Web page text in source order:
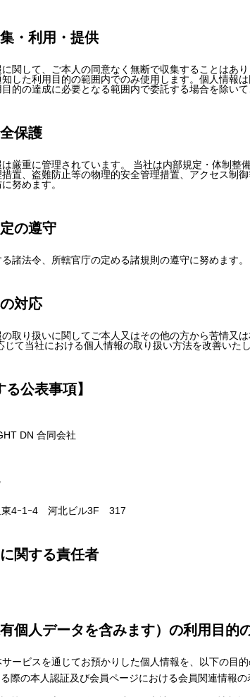
・利用・提供
関して、ご本人の同意なく無断で収集することはあ
した利用目的の範囲内でのみ使用します。個人情報
的の達成に必要となる範囲内で委託する場合を除いて
保護
厳重に管理されています。 当社は内部規定・体制整
置、盗難防止等の物理的安全管理措置、アクセス制
努めます。
の遵守
諸法令、所轄官庁の定める諸規則の遵守に努めます。
対応
取り扱いに関してご本人又はその他の方から苦情又
て当社における個人情報の取り扱い方法を改善いたし
る公表事項】
DN 合同会社
東4ｰ1ｰ4 河北ビル3F 317
関する責任者
個人データを含みます）の利用目的
ービスを通じてお預かりした個人情報を、以下の目的
際の本人認証及び会員ページにおける会員関連情報の